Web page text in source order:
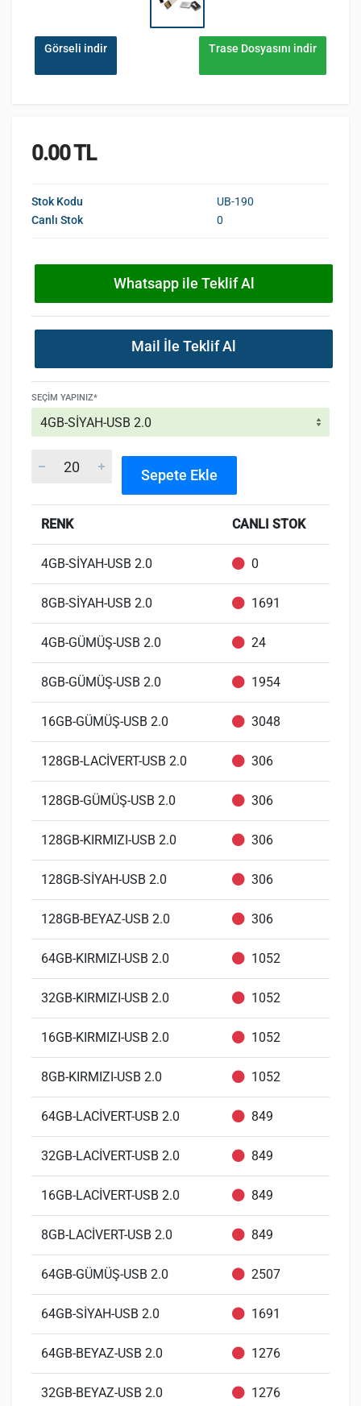
Görseli indir Trase Dosyasını indir
0.00 TL
Stok Kodu
UB-190
Canlı Stok
0
Whatsapp ile Teklif Al
Mail İle Teklif Al
SEÇIM YAPINIZ*
Sepete Ekle
RENK CANLI STOK
4GB-SİYAH-USB 2.0 0
8GB-SİYAH-USB 2.0 1691
4GB-GÜMÜŞ-USB 2.0 24
8GB-GÜMÜŞ-USB 2.0 1954
16GB-GÜMÜŞ-USB 2.0 3048
128GB-LACİVERT-USB 2.0 306
128GB-GÜMÜŞ-USB 2.0 306
128GB-KIRMIZI-USB 2.0 306
128GB-SİYAH-USB 2.0 306
128GB-BEYAZ-USB 2.0 306
64GB-KIRMIZI-USB 2.0 1052
32GB-KIRMIZI-USB 2.0 1052
16GB-KIRMIZI-USB 2.0 1052
8GB-KIRMIZI-USB 2.0 1052
64GB-LACİVERT-USB 2.0 849
32GB-LACİVERT-USB 2.0 849
16GB-LACİVERT-USB 2.0 849
8GB-LACİVERT-USB 2.0 849
64GB-GÜMÜŞ-USB 2.0 2507
64GB-SİYAH-USB 2.0 1691
64GB-BEYAZ-USB 2.0 1276
32GB-BEYAZ-USB 2.0 1276